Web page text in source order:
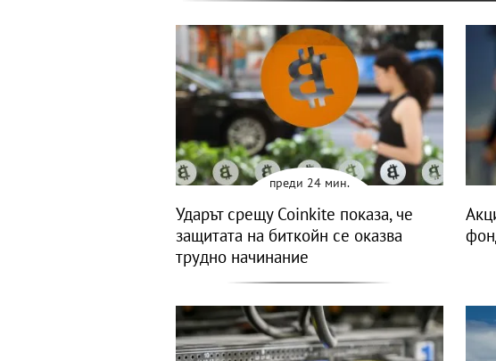
преди 24 мин.
Ударът срещу Coinkite показа, че
защитата на биткойн се оказва
трудно начинание